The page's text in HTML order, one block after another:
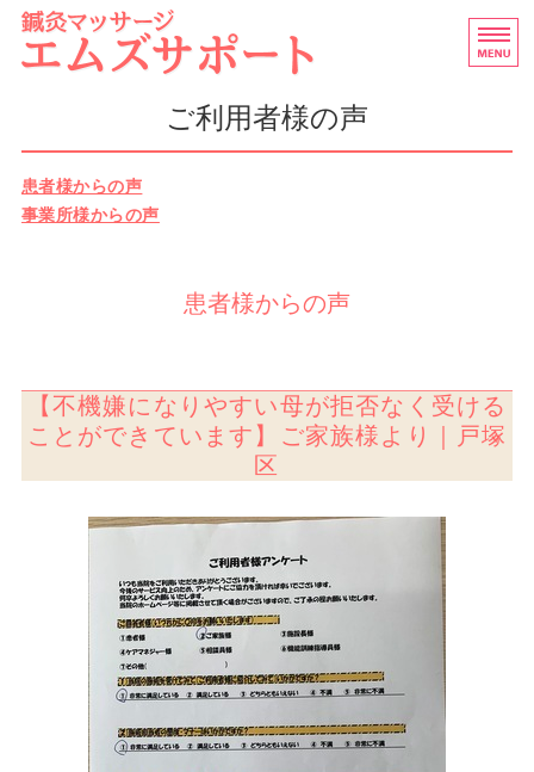
訪問鍼灸マッサージな
訪問マッサージについて
ご利用者様の声
患者様からの声
事業所様からの声
患者様からの声
【不機嫌になりやすい母が拒否なく受ける
ことができています】ご家族様より｜戸塚
区